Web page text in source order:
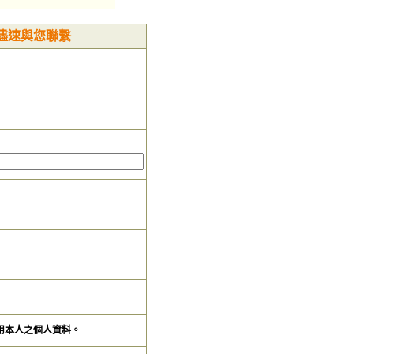
速與您聯繫
人之個人資料。